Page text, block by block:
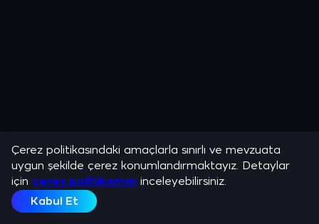
Çerez politikasındaki amaçlarla sınırlı ve mevzuata
uygun şekilde çerez konumlandırmaktayız. Detaylar
için çerez politikamızı inceleyebilirsiniz.
Kabul Et